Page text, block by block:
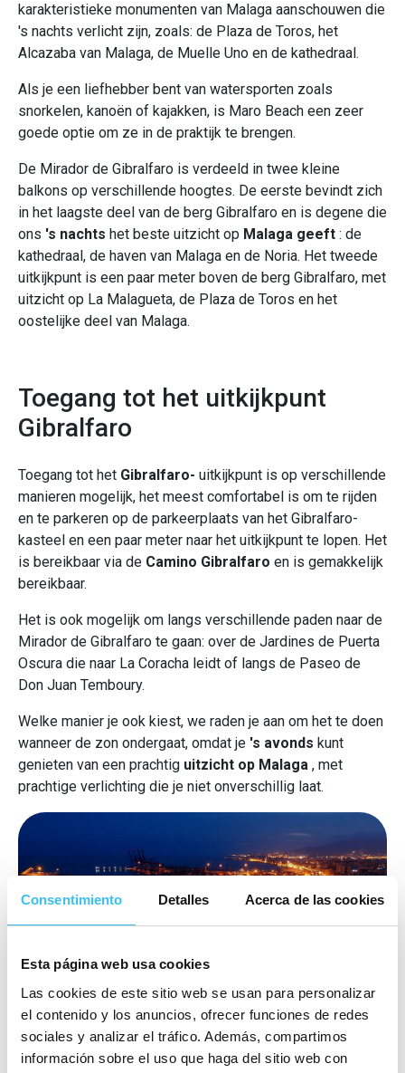
Consentimiento Detalles Acerca de las cookies
Esta página web usa cookies
Las cookies de este sitio web se usan para personalizar
el contenido y los anuncios, ofrecer funciones de redes
sociales y analizar el tráfico. Además, compartimos
información sobre el uso que haga del sitio web con
karakteristieke monumenten van Malaga aanschouwen die
's nachts verlicht zijn, zoals: de Plaza de Toros, het
Alcazaba van Malaga, de Muelle Uno en de kathedraal.
Als je een liefhebber bent van watersporten zoals
snorkelen, kanoën of kajakken, is Maro Beach een zeer
goede optie om ze in de praktijk te brengen.
De Mirador de Gibralfaro is verdeeld in twee kleine
balkons op verschillende hoogtes. De eerste bevindt zich
in het laagste deel van de berg Gibralfaro en is degene die
ons 's nachts het beste uitzicht op Malaga geeft : de
kathedraal, de haven van Malaga en de Noria. Het tweede
uitkijkpunt is een paar meter boven de berg Gibralfaro, met
uitzicht op La Malagueta, de Plaza de Toros en het
oostelijke deel van Malaga.
Toegang tot het uitkijkpunt
Gibralfaro
Toegang tot het Gibralfaro- uitkijkpunt is op verschillende
manieren mogelijk, het meest comfortabel is om te rijden
en te parkeren op de parkeerplaats van het Gibralfaro-
kasteel en een paar meter naar het uitkijkpunt te lopen. Het
is bereikbaar via de Camino Gibralfaro en is gemakkelijk
bereikbaar.
Het is ook mogelijk om langs verschillende paden naar de
Mirador de Gibralfaro te gaan: over de Jardines de Puerta
Oscura die naar La Coracha leidt of langs de Paseo de
Don Juan Temboury.
Welke manier je ook kiest, we raden je aan om het te doen
wanneer de zon ondergaat, omdat je 's avonds kunt
genieten van een prachtig uitzicht op Malaga , met
prachtige verlichting die je niet onverschillig laat.